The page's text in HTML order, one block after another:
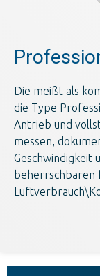
Die meißt als
die Type
Antrieb und
messen,
Geschwindigkeit
beherrschbaren